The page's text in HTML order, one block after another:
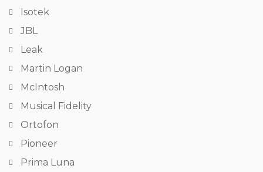
Isotek
JBL
Leak
Martin Logan
McIntosh
Musical Fidelity
Ortofon
Pioneer
Prima Luna